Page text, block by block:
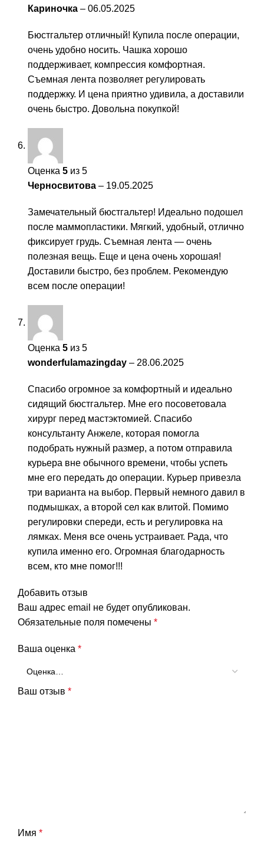
Кариночка – 06.05.2025
Бюстгальтер отличный! Купила после операции,
очень удобно носить. Чашка хорошо
поддерживает, компрессия комфортная.
Съемная лента позволяет регулировать
поддержку. И цена приятно удивила, а доставили
очень быстро. Довольна покупкой!
Оценка 5 из 5
Черносвитова – 19.05.2025
Замечательный бюстгальтер! Идеально подошел
после маммопластики. Мягкий, удобный, отлично
фиксирует грудь. Съемная лента — очень
полезная вещь. Еще и цена очень хорошая!
Доставили быстро, без проблем. Рекомендую
всем после операции!
Оценка 5 из 5
wonderfulamazingday – 28.06.2025
Спасибо огромное за комфортный и идеально
сидящий бюстгальтер. Мне его посоветовала
хирург перед мастэктомией. Спасибо
консультанту Анжеле, которая помогла
подобрать нужный размер, а потом отправила
курьера вне обычного времени, чтобы успеть
мне его передать до операции. Курьер привезла
три варианта на выбор. Первый немного давил в
подмышках, а второй сел как влитой. Помимо
регулировки спереди, есть и регулировка на
лямках. Меня все очень устраивает. Рада, что
купила именно его. Огромная благодарность
всем, кто мне помог!!!
Добавить отзыв
Ваш адрес email не будет опубликован.
Обязательные поля помечены *
Ваша оценка *
Ваш отзыв *
Имя *